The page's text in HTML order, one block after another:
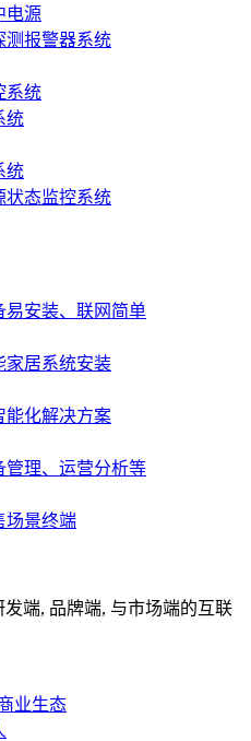
电源
测报警器系统
系统
统
统
状态监控系统
易安装、联网简单
家居系统安装
能化解决方案
管理、运营分析等
场景终端
端, 品牌端, 与市场端的互联
业生态